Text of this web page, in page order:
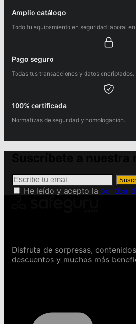
Amplio catálogo
Todo tu equipamiento en seguridad laboral
Pago seguro
Todas tus transacciones y datos encriptados.
100% certificada
Normativas de seguridad y homologación.
He leído y acepto la política
Disfruta de sorpresas,
descuentos y muchos más